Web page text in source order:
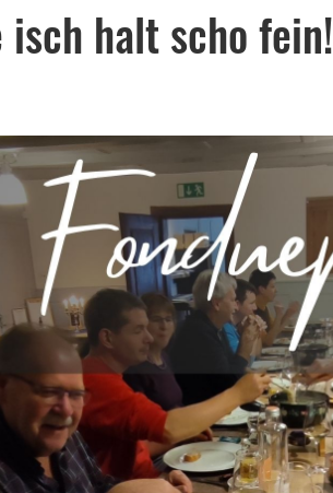
isch halt scho fein!